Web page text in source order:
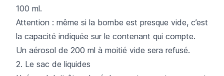
100 ml.
Attention : même si la bombe est presque vide, c’est
la capacité indiquée sur le contenant qui compte.
Un aérosol de 200 ml à moitié vide sera refusé.
2. Le sac de liquides